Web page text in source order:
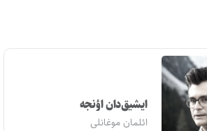
ایشیق‌دان اؤنجه
ائلمان موغانلی